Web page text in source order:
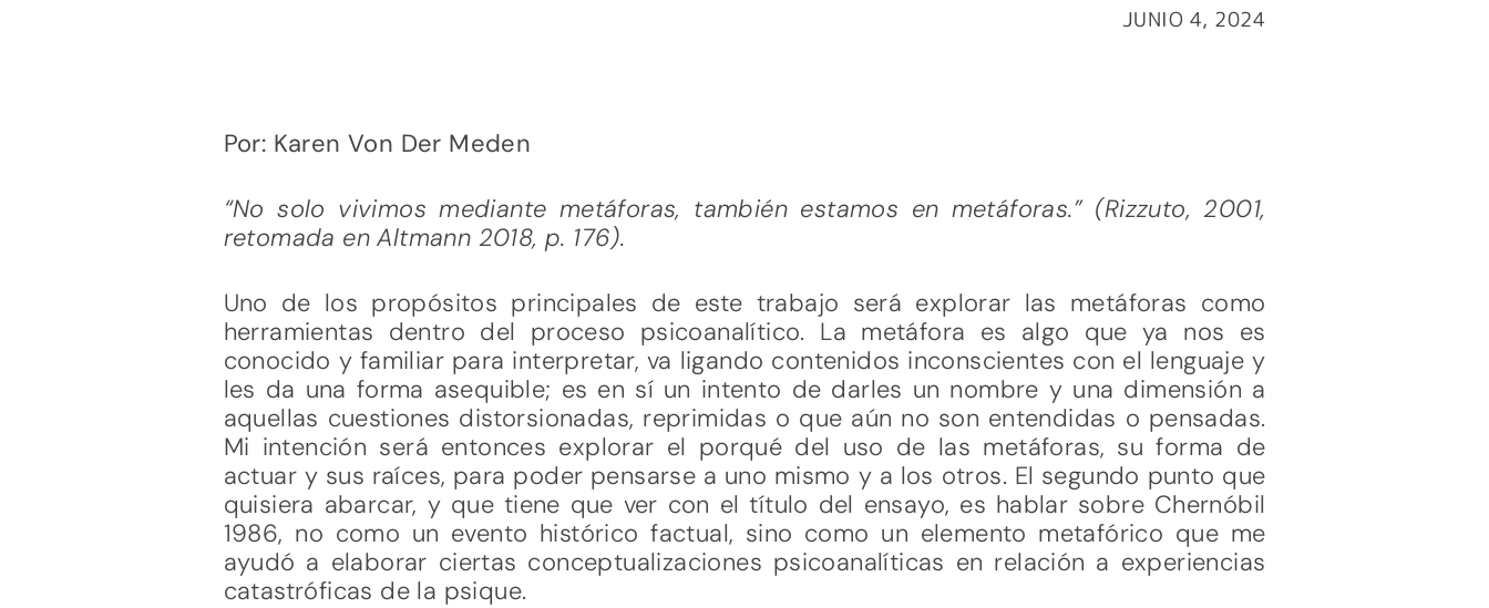
JUNIO 4, 2024
Por: Karen Von Der Meden
“No solo vivimos mediante metáforas, también estamos en metáforas.” (Rizzuto, 2001,
retomada en Altmann 2018, p. 176).
Uno de los propósitos principales de este trabajo será explorar las metáforas como
herramientas dentro del proceso psicoanalítico. La metáfora es algo que ya nos es
conocido y familiar para interpretar, va ligando contenidos inconscientes con el lenguaje y
les da una forma asequible; es en sí un intento de darles un nombre y una dimensión a
aquellas cuestiones distorsionadas, reprimidas o que aún no son entendidas o pensadas.
Mi intención será entonces explorar el porqué del uso de las metáforas, su forma de
actuar y sus raíces, para poder pensarse a uno mismo y a los otros. El segundo punto que
quisiera abarcar, y que tiene que ver con el título del ensayo, es hablar sobre Chernóbil
1986, no como un evento histórico factual, sino como un elemento metafórico que me
ayudó a elaborar ciertas conceptualizaciones psicoanalíticas en relación a experiencias
catastróficas de la psique.